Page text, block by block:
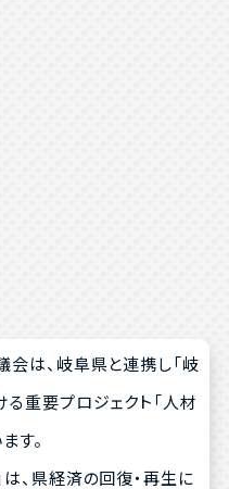
は、岐阜県と連携し「岐
重要プロジェクト「人材
す。
、県経済の回復・再生に